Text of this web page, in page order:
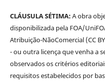
CLÁUSULA SÉTIMA:A obra
disponibilizada pela FOA/
Atribuição-NãoComercial (CC
- ou outra licença que venha a
observados os critérios
requisitos estabelecidos por